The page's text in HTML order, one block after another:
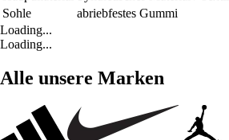
Sohle
abriebfestes Gummi
Loading...
Loading...
Alle unsere Marken